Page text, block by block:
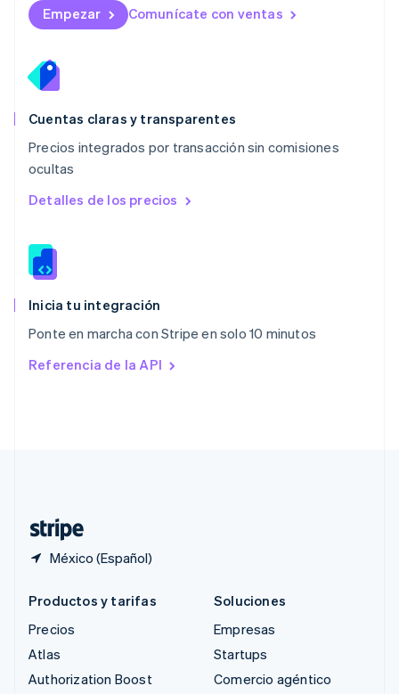
Empezar Comunícate con ventas
Cuentas claras y transparentes
Precios integrados por transacción sin comisiones
ocultas
Detalles de los precios
Inicia tu integración
Ponte en marcha con Stripe en solo 10 minutos
Referencia de la API
México (Español)
English
México
Noruega
English
English
NederlandsEnglish
Polonia
English
RAE de Hong Kong, China
Reino Unido
English
English
English
Productos y tarifas
Precios
Atlas
Authorization Boost
Soluciones
Empresas
Startups
Comercio agéntico